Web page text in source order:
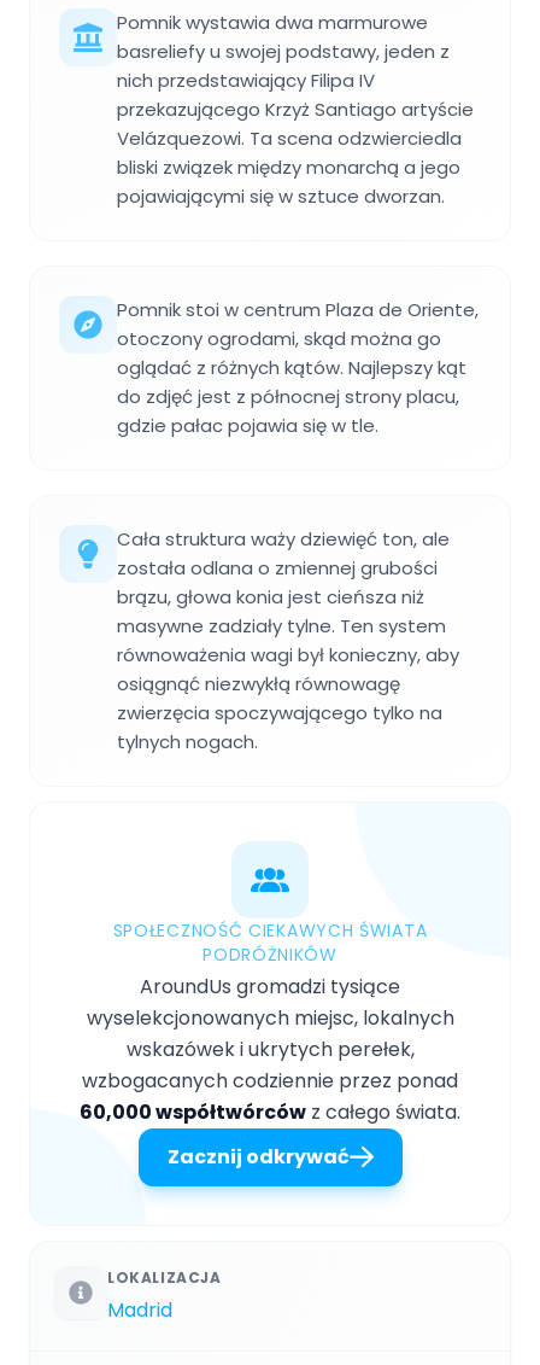
Pomnik wystawia dwa marmurowe
basreliefy u swojej podstawy, jeden z
nich przedstawiający Filipa IV
przekazującego Krzyż Santiago artyście
Velázquezowi. Ta scena odzwierciedla
bliski związek między monarchą a jego
pojawiającymi się w sztuce dworzan.
Pomnik stoi w centrum Plaza de Oriente,
otoczony ogrodami, skąd można go
oglądać z różnych kątów. Najlepszy kąt
do zdjęć jest z północnej strony placu,
gdzie pałac pojawia się w tle.
Cała struktura waży dziewięć ton, ale
została odlana o zmiennej grubości
brązu, głowa konia jest cieńsza niż
masywne zadziały tylne. Ten system
równoważenia wagi był konieczny, aby
osiągnąć niezwykłą równowagę
zwierzęcia spoczywającego tylko na
tylnych nogach.
SPOŁECZNOŚĆ CIEKAWYCH ŚWIATA
PODRÓŻNIKÓW
AroundUs gromadzi tysiące
wyselekcjonowanych miejsc, lokalnych
wskazówek i ukrytych perełek,
wzbogacanych codziennie przez ponad
60,000 współtwórców z całego świata.
Zacznij odkrywać
LOKALIZACJA
Madrid